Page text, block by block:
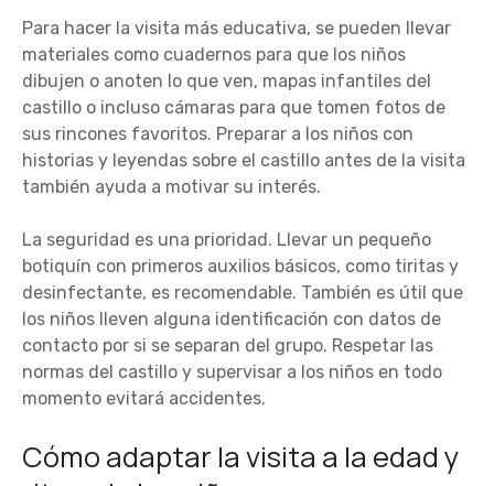
Para hacer la visita más educativa, se pueden llevar
materiales como cuadernos para que los niños
dibujen o anoten lo que ven, mapas infantiles del
castillo o incluso cámaras para que tomen fotos de
sus rincones favoritos. Preparar a los niños con
historias y leyendas sobre el castillo antes de la visita
también ayuda a motivar su interés.
La seguridad es una prioridad. Llevar un pequeño
botiquín con primeros auxilios básicos, como tiritas y
desinfectante, es recomendable. También es útil que
los niños lleven alguna identificación con datos de
contacto por si se separan del grupo. Respetar las
normas del castillo y supervisar a los niños en todo
momento evitará accidentes.
Cómo adaptar la visita a la edad y